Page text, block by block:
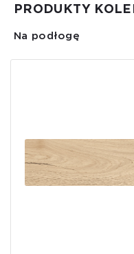
PRODUKTY
Na podłogę